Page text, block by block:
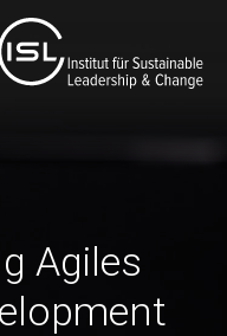
Agiles